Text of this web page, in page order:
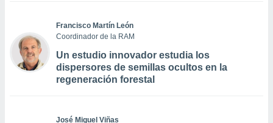
Francisco Martín León
Coordinador de la RAM
Un estudio innovador estudia los
dispersores de semillas ocultos en la
regeneración forestal
José Miguel Viñas